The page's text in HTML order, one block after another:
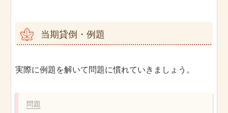
当期貸倒・例題
実際に例題を解いて問題に慣れていきましょう。
問題